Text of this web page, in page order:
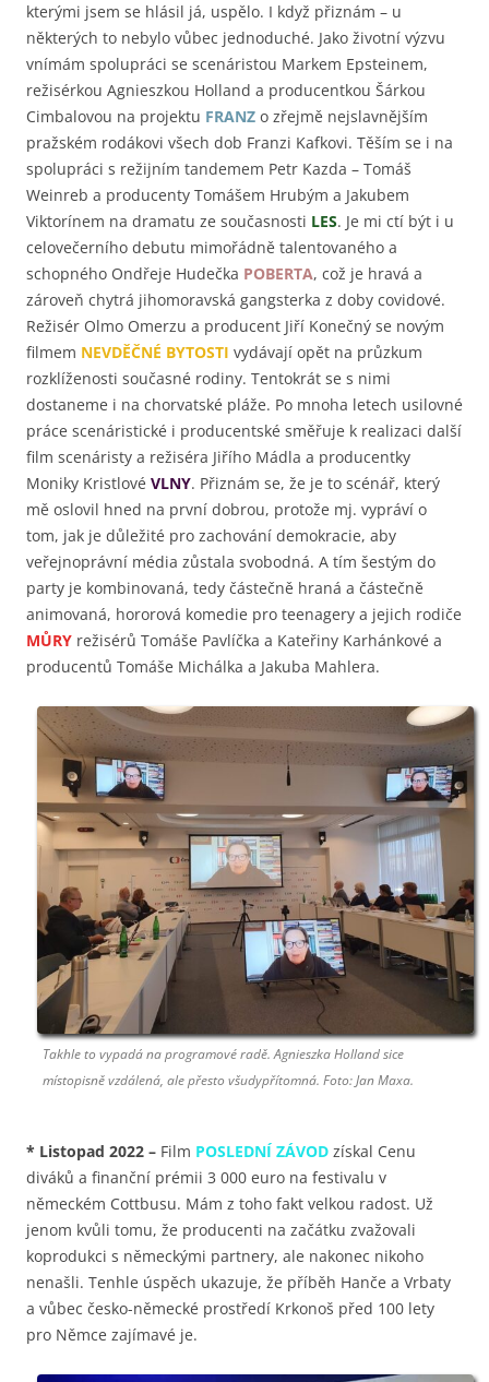
kterými jsem se hlásil já, uspělo. I když přiznám – u
některých to nebylo vůbec jednoduché. Jako životní výzvu
vnímám spolupráci se scenáristou Markem Epsteinem,
režisérkou Agnieszkou Holland a producentkou Šárkou
Cimbalovou na projektu FRANZ o zřejmě nejslavnějším
pražském rodákovi všech dob Franzi Kafkovi. Těším se i na
spolupráci s režijním tandemem Petr Kazda – Tomáš
Weinreb a producenty Tomášem Hrubým a Jakubem
Viktorínem na dramatu ze současnosti LES. Je mi ctí být i u
celovečerního debutu mimořádně talentovaného a
schopného Ondřeje Hudečka POBERTA, což je hravá a
zároveň chytrá jihomoravská gangsterka z doby covidové.
Režisér Olmo Omerzu a producent Jiří Konečný se novým
filmem NEVDĚČNÉ BYTOSTI vydávají opět na průzkum
rozklíženosti současné rodiny. Tentokrát se s nimi
dostaneme i na chorvatské pláže. Po mnoha letech usilovné
práce scenáristické i producentské směřuje k realizaci další
film scenáristy a režiséra Jiřího Mádla a producentky
Moniky Kristlové VLNY. Přiznám se, že je to scénář, který
mě oslovil hned na první dobrou, protože mj. vypráví o
tom, jak je důležité pro zachování demokracie, aby
veřejnoprávní média zůstala svobodná. A tím šestým do
party je kombinovaná, tedy částečně hraná a částečně
animovaná, hororová komedie pro teenagery a jejich rodiče
MŮRY režisérů Tomáše Pavlíčka a Kateřiny Karhánkové a
producentů Tomáše Michálka a Jakuba Mahlera.
Takhle to vypadá na programové radě. Agnieszka Holland sice
místopisně vzdálená, ale přesto všudypřítomná. Foto: Jan Maxa.
* Listopad 2022 – Film POSLEDNÍ ZÁVOD získal Cenu
diváků a finanční prémii 3 000 euro na festivalu v
německém Cottbusu. Mám z toho fakt velkou radost. Už
jenom kvůli tomu, že producenti na začátku zvažovali
koprodukci s německými partnery, ale nakonec nikoho
nenašli. Tenhle úspěch ukazuje, že příběh Hanče a Vrbaty
a vůbec česko-německé prostředí Krkonoš před 100 lety
pro Němce zajímavé je.